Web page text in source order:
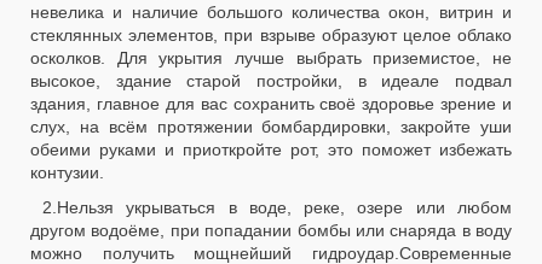
невелика и наличие большого количества окон, витрин и
стеклянных элементов, при взрыве образуют целое облако
осколков. Для укрытия лучше выбрать приземистое, не
высокое, здание старой постройки, в идеале подвал
здания, главное для вас сохранить своё здоровье зрение и
слух, на всём протяжении бомбардировки, закройте уши
обеими руками и приоткройте рот, это поможет избежать
контузии.
2.Нельзя укрываться в воде, реке, озере или любом
другом водоёме, при попадании бомбы или снаряда в воду
можно получить мощнейший гидроудар.Современные